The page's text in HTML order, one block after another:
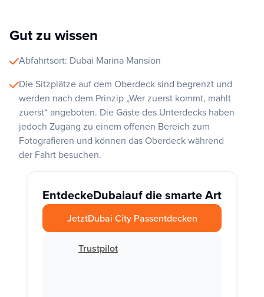
Gut zu wissen
Abfahrtsort: Dubai Marina Mansion
Die Sitzplätze auf dem Oberdeck sind begrenzt und
werden nach dem Prinzip „Wer zuerst kommt, mahlt
zuerst“ angeboten. Die Gäste des Unterdecks haben
jedoch Zugang zu einem offenen Bereich zum
Fotografieren und können das Oberdeck während
der Fahrt besuchen.
EntdeckeDubaiauf die smarte Art
JetztDubai City Passentdecken
Trustpilot